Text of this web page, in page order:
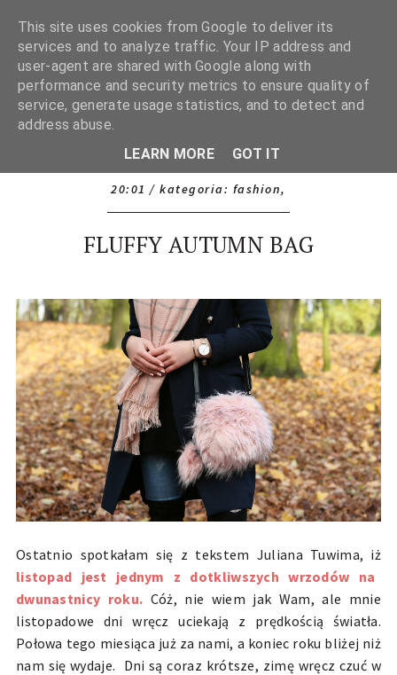
20:01/ kategoria: fashion,
FLUFFY AUTUMN BAG
Ostatnio spotkałam się z tekstem Juliana Tuwima, iż
listopad jest jednym z dotkliwszych wrzodów na
dwunastnicy roku. Cóż, nie wiem jak Wam, ale mnie
listopadowe dni wręcz uciekają z prędkością światła.
Połowa tego miesiąca już za nami, a koniec roku bliżej niż
nam się wydaje. Dni są coraz krótsze, zimę wręcz czuć w
This site uses cookies from Google to deliver its
services and to analyze traffic. Your IP address and
user-agent are shared with Google along with
performance and security metrics to ensure quality of
service, generate usage statistics, and to detect and
address abuse.
LEARN MORE
GOT IT